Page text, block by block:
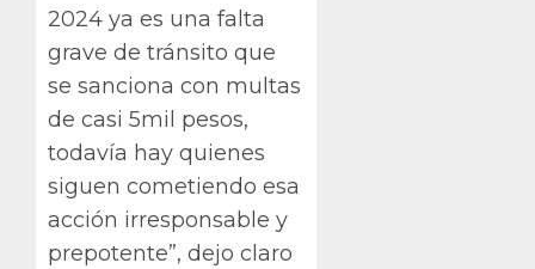
2024 ya es una falta
grave de tránsito que
se sanciona con multas
de casi 5mil pesos,
todavía hay quienes
siguen cometiendo esa
acción irresponsable y
prepotente”, dejo claro